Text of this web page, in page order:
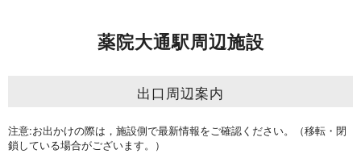
薬院大通駅周辺施設
出口周辺案内
注意:お出かけの際は，施設側で最新情報をご確認ください。（移転・閉
鎖している場合がございます。）